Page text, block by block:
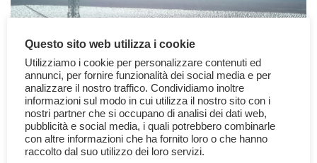
Le Centrali Solari Termoelettriche
Questo sito web utilizza i cookie
Utilizziamo i cookie per personalizzare contenuti ed
annunci, per fornire funzionalità dei social media e per
analizzare il nostro traffico. Condividiamo inoltre
informazioni sul modo in cui utilizza il nostro sito con i
nostri partner che si occupano di analisi dei dati web,
pubblicità e social media, i quali potrebbero combinarle
con altre informazioni che ha fornito loro o che hanno
raccolto dal suo utilizzo dei loro servizi.